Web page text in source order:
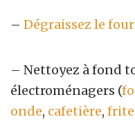
– Dégraissez le four
– Nettoyez à fond
électroménagers (
onde, cafetière,